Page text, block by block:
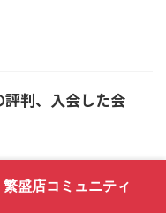
判、入会した会
繁盛店コミュニティ